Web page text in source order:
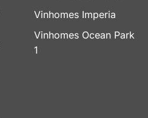
Vinhomes Imperia
Vinhomes Ocean Park
1